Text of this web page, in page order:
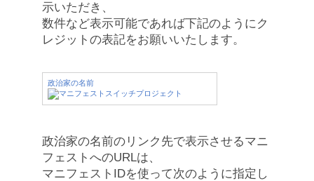
示いただき、
数件など表示可能であれば下記のようにク
レジットの表記をお願いいたします。
政治家の名前
政治家の名前のリンク先で表示させるマニ
フェストへのURLは、
マニフェストIDを使って次のように指定し